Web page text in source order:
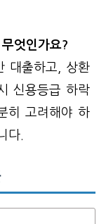
엇인가요?
대출하고, 상환
신용등급 하락
히 고려해야 하
다.